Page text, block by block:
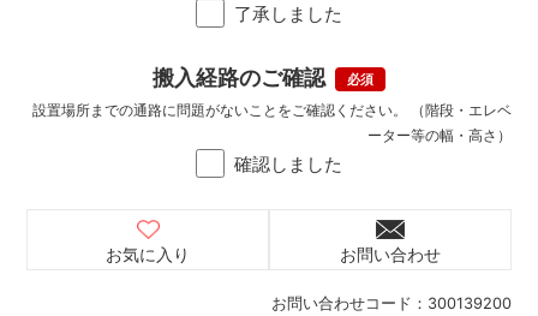
お問い合わせコード： 300139200
了承しました
搬入経路のご確認
確認しました
設置場所までの通路に問題がないことをご確認ください。 （階段・エレベ
ーター等の幅・高さ）
お気に入り お問い合わせ